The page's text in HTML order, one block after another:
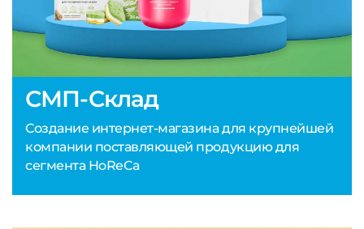
СМП-Склад
Создание интернет-магазина для крупнейшей
компании поставляющей продукцию для
сегмента HoReCa